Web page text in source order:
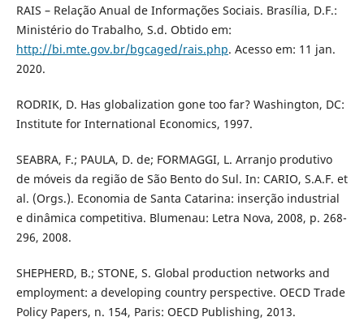
RAIS – Relação Anual de Informações Sociais. Brasília, D.F.:
Ministério do Trabalho, S.d. Obtido em:
http://bi.mte.gov.br/bgcaged/rais.php. Acesso em: 11 jan.
2020.
RODRIK, D. Has globalization gone too far? Washington, DC:
Institute for International Economics, 1997.
SEABRA, F.; PAULA, D. de; FORMAGGI, L. Arranjo produtivo
de móveis da região de São Bento do Sul. In: CARIO, S.A.F. et
al. (Orgs.). Economia de Santa Catarina: inserção industrial
e dinâmica competitiva. Blumenau: Letra Nova, 2008, p. 268-
296, 2008.
SHEPHERD, B.; STONE, S. Global production networks and
employment: a developing country perspective. OECD Trade
Policy Papers, n. 154, Paris: OECD Publishing, 2013.